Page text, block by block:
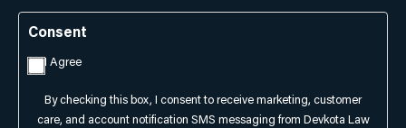
Consent
I Agree
By checking this box, I consent to receive marketing, customer
care, and account notification SMS messaging from Devkota Law